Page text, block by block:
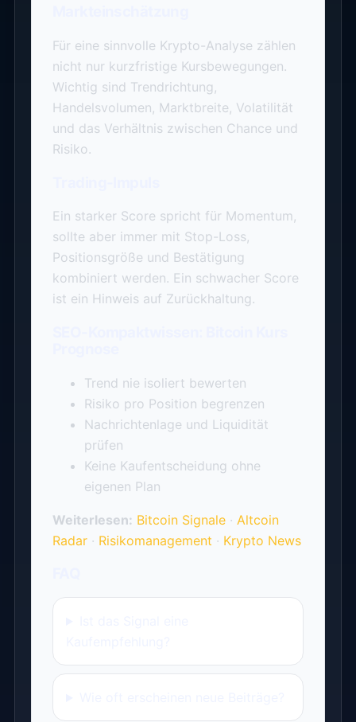
Für eine sinnvolle Krypto-Analyse zählen
nicht nur kurzfristige Kursbewegungen.
Wichtig sind Trendrichtung,
Handelsvolumen, Marktbreite, Volatilität
und das Verhältnis zwischen Chance und
Risiko.
Ein starker Score spricht für Momentum,
sollte aber immer mit Stop-Loss,
Positionsgröße und Bestätigung
kombiniert werden. Ein schwacher Score
ist ein Hinweis auf Zurückhaltung.
Trend nie isoliert bewerten
Risiko pro Position begrenzen
Nachrichtenlage und Liquidität
prüfen
Keine Kaufentscheidung ohne
eigenen Plan
Weiterlesen: Bitcoin Signale· Altcoin
Radar· Risikomanagement · Krypto News